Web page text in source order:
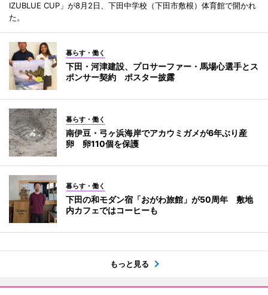
IZUBLUE CUP」が8月2日、下田中学校（下田市敷根）体育館で開かれ
た。
暮らす・働く
下田・河津建設、プロサーファー・馬場心選手とス
ポンサー契約 ポスター披露
暮らす・働く
南伊豆・弓ヶ浜海岸でアカウミガメが6年ぶり産
卵 卵110個を保護
暮らす・働く
下田の和モダン宿「おがわ旅館」が50周年 敷地
内カフェではコーヒーも
もっと見る